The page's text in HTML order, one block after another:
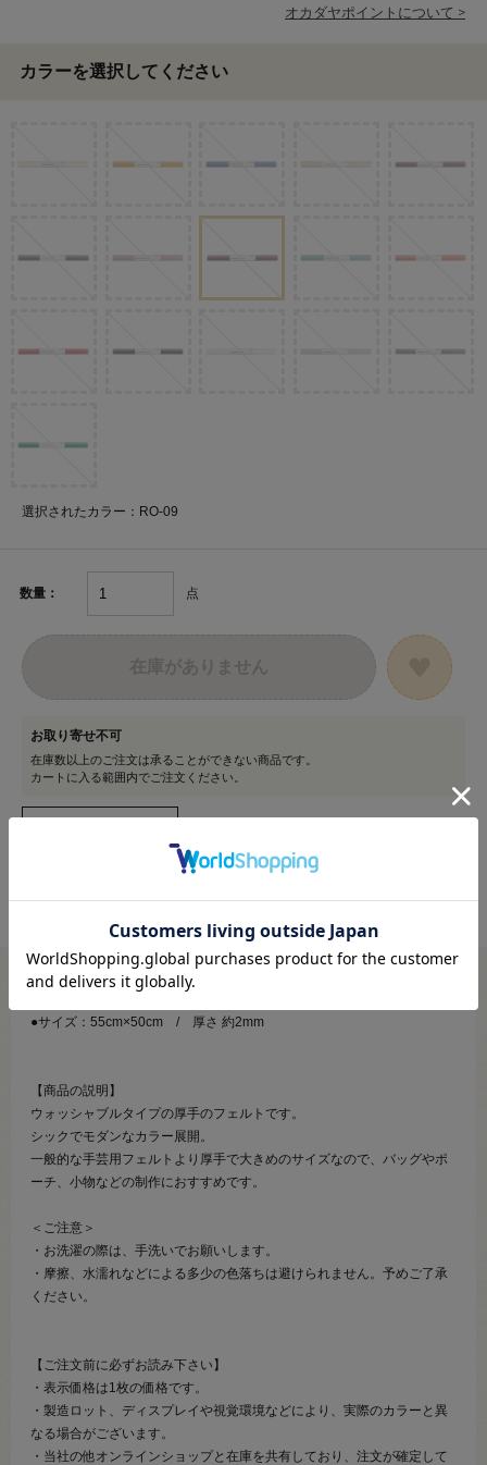
オカダヤポイントについて >
カラーを選択してください
選択されたカラー：RO-09
数量： 点
お取り寄せ不可
在庫数以上のご注文は承ることができない商品です。
カートに入る範囲内でご注文ください。
●サイズ：55cm×50cm / 厚さ 約2mm
【商品の説明】
ウォッシャブルタイプの厚手のフェルトです。
シックでモダンなカラー展開。
一般的な手芸用フェルトより厚手で大きめのサイズなので、バッグやポ
ーチ、小物などの制作におすすめです。
＜ご注意＞
・お洗濯の際は、手洗いでお願いします。
・摩擦、水濡れなどによる多少の色落ちは避けられません。予めご了承
ください。
【ご注文前に必ずお読み下さい】
・表示価格は1枚の価格です。
・製造ロット、ディスプレイや視覚環境などにより、実際のカラーと異
なる場合がございます。
・当社の他オンラインショップと在庫を共有しており、注文が確定して